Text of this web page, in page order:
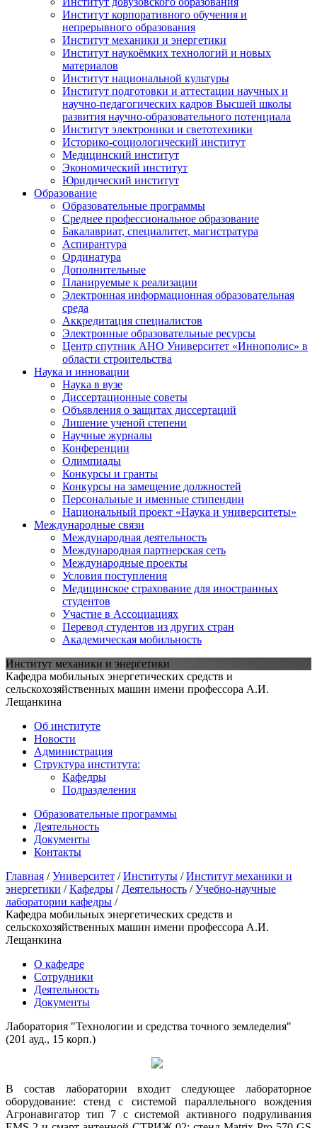
Институт корпоративного обучения и
непрерывного образования
Институт механики и энергетики
Институт наукоёмких технологий и новых
материалов
Институт национальной культуры
Институт подготовки и аттестации научных и
научно-педагогических кадров Высшей школы
развития научно-образовательного потенциала
Институт электроники и светотехники
Историко-социологический институт
Медицинский институт
Экономический институт
Юридический институт
Образование
Образовательные программы
Среднее профессиональное образование
Бакалавриат, специалитет, магистратура
Аспирантура
Ординатура
Дополнительные
Планируемые к реализации
Электронная информационная образовательная
среда
Аккредитация специалистов
Электронные образовательные ресурсы
Центр спутник АНО Университет «Иннополис» в
области строительства
Наука и инновации
Наука в вузе
Диссертационные советы
Объявления о защитах диссертаций
Лишение ученой степени
Научные журналы
Конференции
Олимпиады
Конкурсы и гранты
Конкурсы на замещение должностей
Персональные и именные стипендии
Национальный проект «Наука и университеты»
Международные связи
Международная деятельность
Международная партнерская сеть
Международные проекты
Условия поступления
Медицинское страхование для иностранных
студентов
Участие в Ассоциациях
Перевод студентов из других стран
Академическая мобильность
Институт механики и энергетики
Кафедра мобильных энергетических средств и
сельскохозяйственных машин имени профессора А.И.
Лещанкина
Об институте
Новости
Администрация
Структура института:
Кафедры
Подразделения
Образовательные программы
Деятельность
Документы
Контакты
Главная /Университет /Институты /Институт механики и
энергетики /Кафедры / Деятельность /Учебно-научные
лаборатории кафедры /
Кафедра мобильных энергетических средств и
сельскохозяйственных машин имени профессора А.И.
Лещанкина
О кафедре
Сотрудники
Деятельность
Документы
Лаборатория "Технологии и средства точного земледелия"
(201 ауд., 15 корп.)
В состав лаборатории входит следующее лабораторное
оборудование: стенд с системой параллельного вождения
Агронавигатор тип 7 с системой активного подруливания